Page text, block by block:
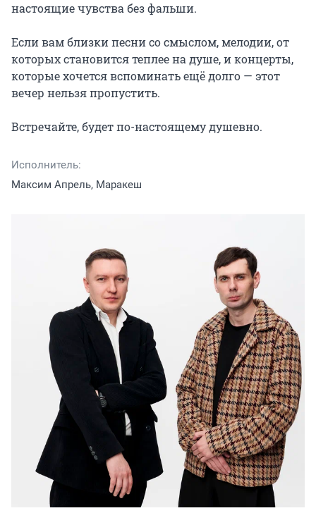
настоящие чувства без фальши.
Если вам близки песни со смыслом, мелодии, от
которых становится теплее на душе, и концерты,
которые хочется вспоминать ещё долго — этот
вечер нельзя пропустить.
Встречайте, будет по-настоящему душевно.
Исполнитель:
Максим Апрель, Маракеш